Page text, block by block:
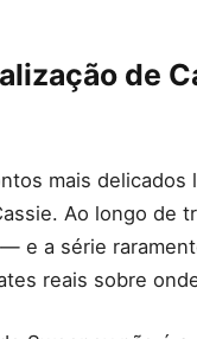
de
mais delicados
Ao longo de
e a série
reais sobre